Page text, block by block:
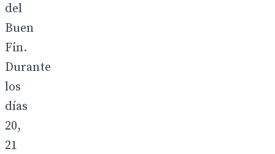
del
Buen
Fin.
Durante
los
días
20,
21